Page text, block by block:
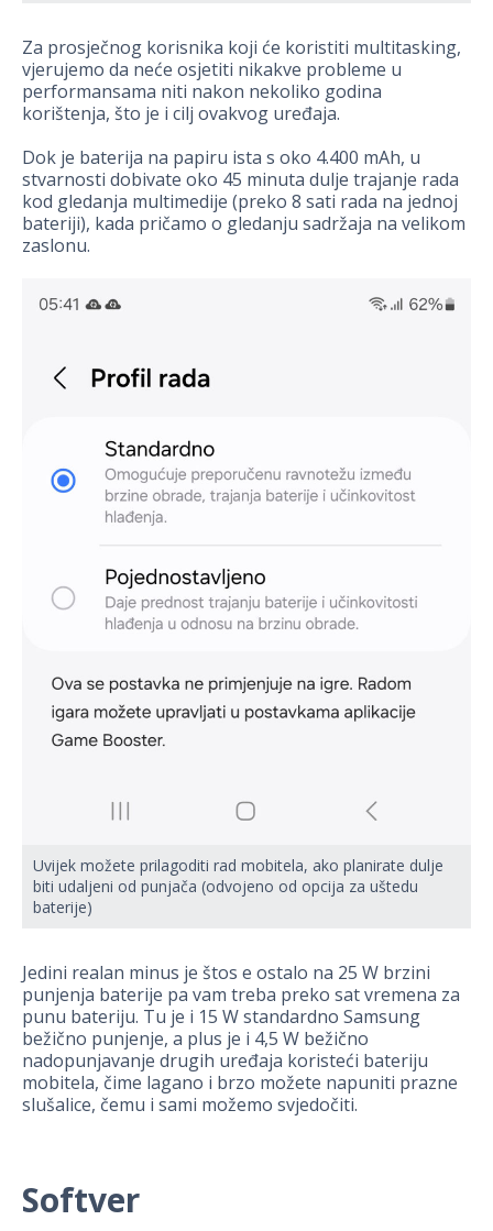
Za prosječnog korisnika koji će koristiti multitasking,
vjerujemo da neće osjetiti nikakve probleme u
performansama niti nakon nekoliko godina
korištenja, što je i cilj ovakvog uređaja.
Dok je baterija na papiru ista s oko 4.400 mAh, u
stvarnosti dobivate oko 45 minuta dulje trajanje rada
kod gledanja multimedije (preko 8 sati rada na jednoj
bateriji), kada pričamo o gledanju sadržaja na velikom
zaslonu.
Uvijek možete prilagoditi rad mobitela, ako planirate dulje
biti udaljeni od punjača (odvojeno od opcija za uštedu
baterije)
Jedini realan minus je štos e ostalo na 25 W brzini
punjenja baterije pa vam treba preko sat vremena za
punu bateriju. Tu je i 15 W standardno Samsung
bežično punjenje, a plus je i 4,5 W bežično
nadopunjavanje drugih uređaja koristeći bateriju
mobitela, čime lagano i brzo možete napuniti prazne
slušalice, čemu i sami možemo svjedočiti.
Softver